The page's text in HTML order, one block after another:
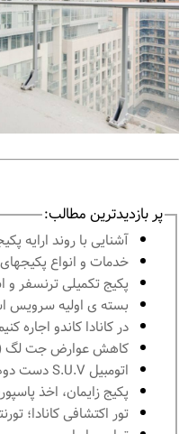
پر بازدیدترین مطالب:
آشنايى با روند ارايه
خدمات و انواع
پكيج تكميلى ترنسفر و
بسته ی اولیه سرویس
در كانادا کاندو اجاره
کاهش عوارض جت لگ
اتومبیل S.U.V دست دوم در كانادا چه قيمتى دارد ؟
پكيج زايمان، اخذ
تور اكتشافى كانادا؛